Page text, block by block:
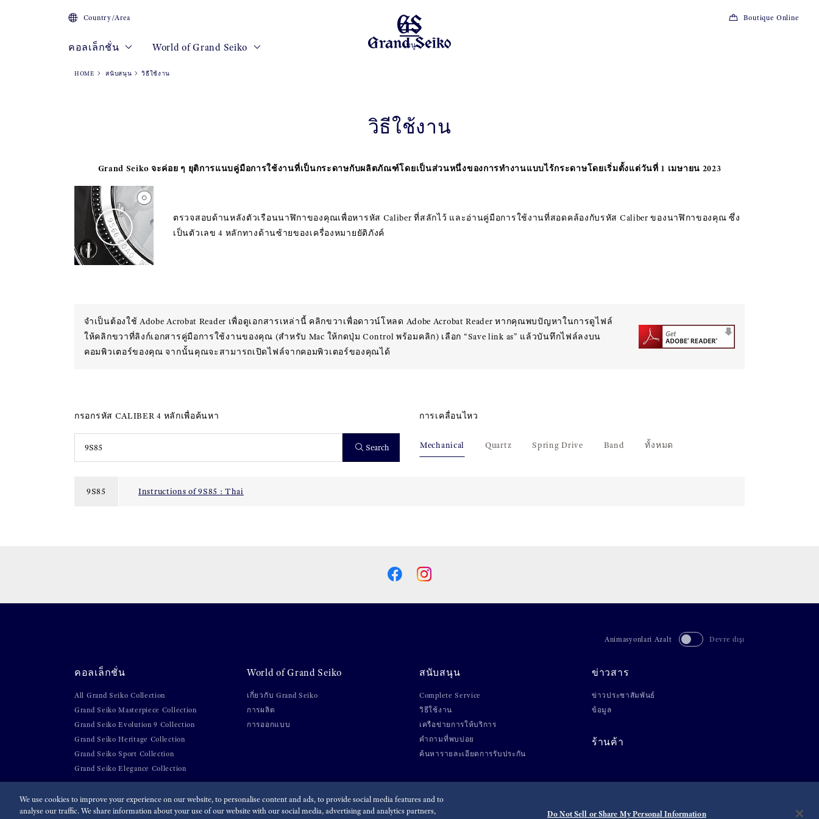
เมนู
Country/Area
คอลเล็กชั่น World of Grand Seiko
Boutique Online
วิธีใช้งาน
HOME สนับสนุน วิธีใช้งาน
Grand Seiko จะค่อย ๆ ยุติการแนบคู่มือการใช้งานที่เป็นกระดาษกับผลิตภัณฑ์โดยเป็นส่วนหนึ่งของการทำงานแบบไร้กระดาษโดยเริ่มตั้งแต่วันที่ 1 เมษายน 2023
ตรวจสอบด้านหลังตัวเรือนนาฬิกาของคุณเพื่อหารหัส Caliber ที่สลักไว้ และอ่านคู่มือการใช้งานที่สอดคล้องกับรหัส Caliber ของนาฬิกาของคุณ ซึ่ง
เป็นตัวเลข 4 หลักทางด้านซ้ายของเครื่องหมายยัติภังค์
จำเป็นต้องใช้ Adobe Acrobat Reader เพื่อดูเอกสารเหล่านี้ คลิกขวาเพื่อดาวน์โหลด Adobe Acrobat Reader หากคุณพบปัญหาในการดูไฟล์
ให้คลิกขวาที่ลิงก์เอกสารคู่มือการใช้งานของคุณ (สำหรับ Mac ให้กดปุ่ม Control พร้อมคลิก) เลือก “Save link as” แล้วบันทึกไฟล์ลงบน
คอมพิวเตอร์ของคุณ จากนั้นคุณจะสามารถเปิดไฟล์จากคอมพิวเตอร์ของคุณได้
กรอกรหัส CALIBER 4 หลักเพื่อค้นหา
Search
การเคลื่อนไหว
Mechanical Quartz Spring Drive Band ทั้งหมด
9S85 Instructions of 9S85 : Thai
Animasyonlari Azalt Devre dışı
คอลเล็กชั่น
All Grand Seiko Collection
Grand Seiko Masterpiece Collection
Grand Seiko Evolution 9 Collection
Grand Seiko Heritage Collection
Grand Seiko Sport Collection
Grand Seiko Elegance Collection
World of Grand Seiko
เกี่ยวกับ Grand Seiko
การผลิต
การออกแบบ
สนับสนุน
Complete Service
วิธีใช้งาน
เครือข่ายการให้บริการ
คำถามที่พบบ่อย
ค้นหารายละเอียดการรับประกัน
ข่าวสาร
ข่าวประชาสัมพันธ์
ข้อมูล
ร้านค้า
สำหรับสื่อ Terms of Use นโยบายความเป็นส่วนตัว นโยบายการใช้เทคโนโลยีการติดตาม (คุกกี้) ©2026 Seiko Watch Corporation
We use cookies to improve your experience on our website, to personalise content and ads, to provide social media features and to
analyse our traffic. We share information about your use of our website with our social media, advertising and analytics partners,
Do Not Sell or Share My Personal Information